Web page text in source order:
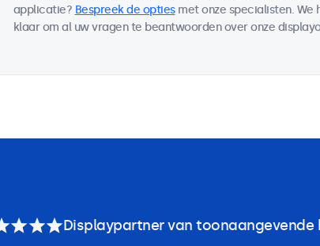
applicatie? Bespreek de optiesmet onze specialisten. We
klaar om al uw vragen te beantwoorden over onze
Displaypartner van toonaangevende